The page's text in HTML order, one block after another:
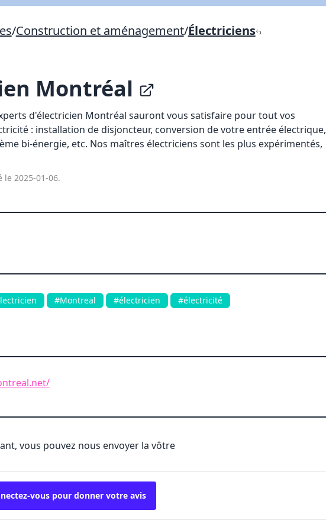
/Construction et aménagement/Électriciens
Montréal
d'électricien Montréal sauront vous satisfaire pour tout vos
: installation de disjoncteur, conversion de votre entrée électrique,
bi-énergie, etc. Nos maîtres électriciens sont les plus expérimentés,
le 2025-01-06.
#Montreal #électricien
#électricité
vous pouvez nous envoyer la vôtre
vous pour donner votre avis
X Fermer Envoyez
Copier lien
X Fermer